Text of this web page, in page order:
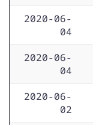
2020-06-
04
2020-06-
04
2020-06-
02